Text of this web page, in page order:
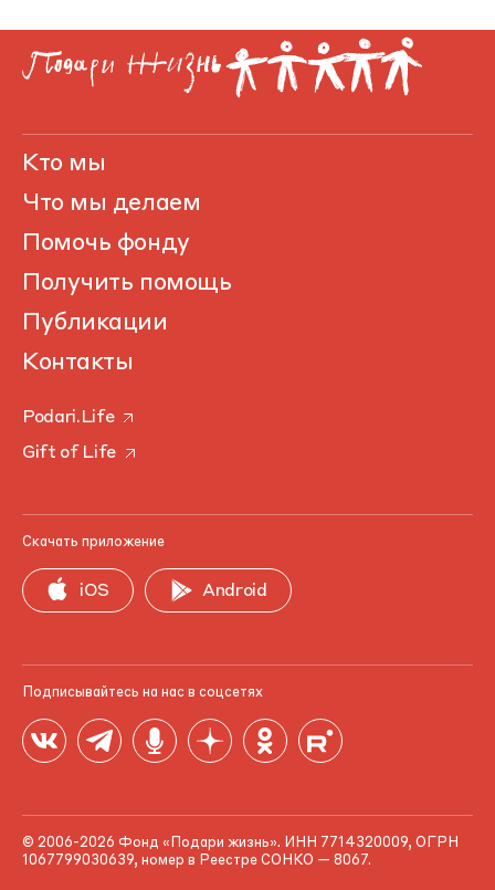
Кто мы
Что мы делаем
Помочь фонду
Получить помощь
Публикации
Контакты
Podari.Life
Gift of Life
Скачать приложение
iOS Android
Подписывайтесь на нас в соцсетях
© 2006-2026 Фонд «Подари жизнь». ИНН 7714320009, ОГРН
1067799030639, номер в Реестре СОНКО — 8067.